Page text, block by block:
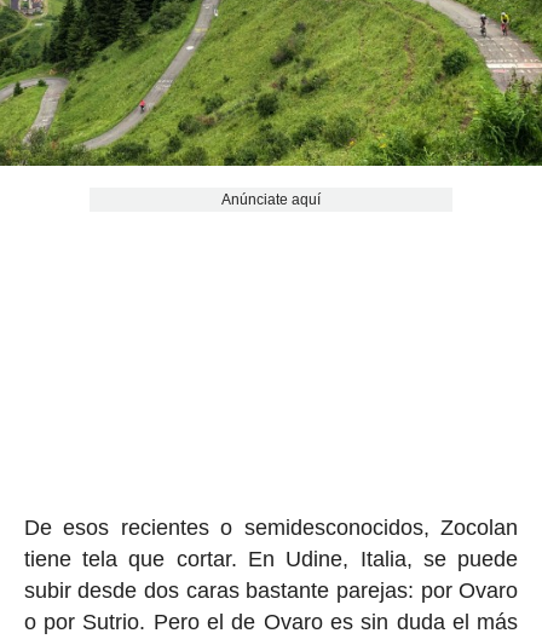
Anúnciate aquí
De esos recientes o semidesconocidos, Zocolan
tiene tela que cortar. En Udine, Italia, se puede
subir desde dos caras bastante parejas: por Ovaro
o por Sutrio. Pero el de Ovaro es sin duda el más